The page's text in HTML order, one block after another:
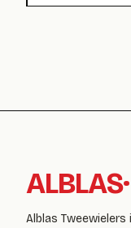
ALBLAS·
Alblas